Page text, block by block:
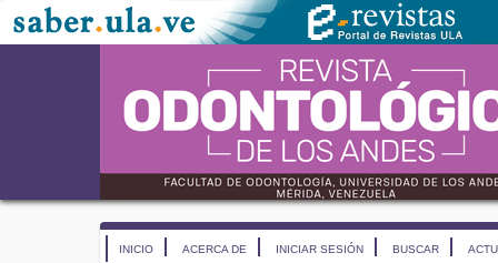
INICIO ACERCA DE INICIAR SESIÓN BUSCAR